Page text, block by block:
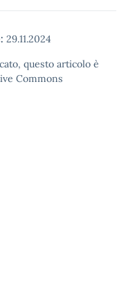
29.11.2024
questo articolo è
Commons